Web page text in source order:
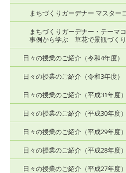
まちづくりガーデナー マスター
まちづくりガーデナー・テーマ
事例から学ぶ 草花で景観づく
日々の授業のご紹介（令和4年度）
日々の授業のご紹介（令和3年度）
日々の授業のご紹介（平成31年度）
日々の授業のご紹介（平成30年度）
日々の授業のご紹介（平成29年度）
日々の授業のご紹介（平成28年度）
日々の授業のご紹介（平成27年度）